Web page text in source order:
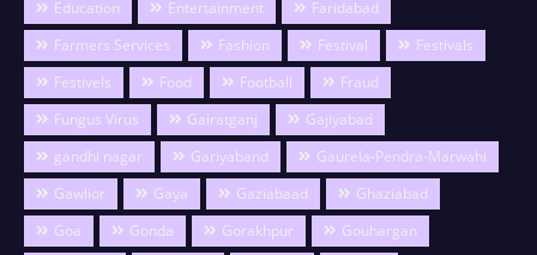
Education
Entertainment
Faridabad
Farmers Services
Fashion Festival
Festivals
Festivels
Food Football
Fraud
Fungus Virus
Gairatganj
Gajiyabad
gandhi nagar
Gariyaband
Gaurela-Pendra-Marwahi
Gawlior
Gaya Gaziabaad
Ghaziabad
Goa
Gonda Gorakhpur
Gouhargan